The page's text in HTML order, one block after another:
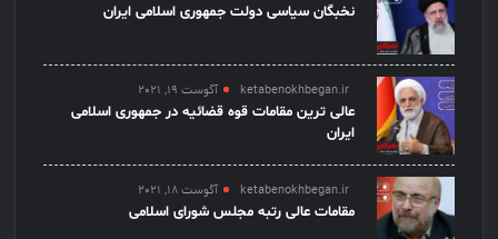
نخبگان سیاسی دولت جمهوری اسلامی ایران
ketabenokhbegan.ir آگوست 19, 2021
عالی ترین مقامات قوه قضائیه در جمهوری اسلامی
ایران
ketabenokhbegan.ir آگوست 18, 2021
مقامات عالی رتبه مجلس شورای اسلامی